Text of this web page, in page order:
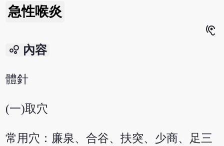
急性喉炎
hearing
bubble_chart 內容
體針
(一)取穴
常用穴：廉泉、合谷、扶突、少商、足三